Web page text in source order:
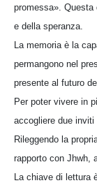
promessa».
e della speranza.
La memoria è la
permangono nel
presente al futuro
Per poter vivere in
accogliere due inviti
Rileggendo la
rapporto con Jhwh,
La chiave di lettura